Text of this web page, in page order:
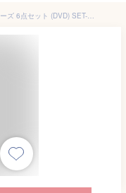
【おまけCL付】新品 チャイルドプレイ シリーズ 6点セット (DVD) SET-97childsplay6